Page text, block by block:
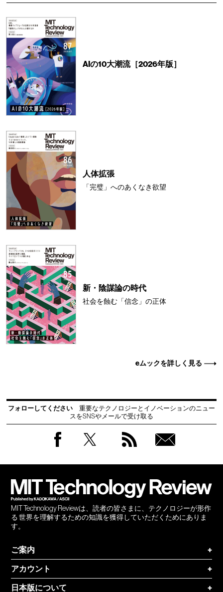
AIの10大潮流［2026年版］
人体拡張
「完璧」へのあくなき欲望
新・陰謀論の時代
社会を蝕む「信念」の正体
eムックを詳しく見る
フォローしてください
重要なテクノロジーとイノベーションのニュー
スをSNSやメールで受け取る
MIT Technology Reviewは、読者の皆さまに、テクノロジーが形作
る 世界を理解するための知識を獲得していただくためにありま
す。
ご案内
+
アカウント
+
日本版について
+